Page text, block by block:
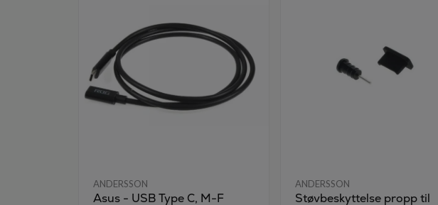
ANDERSSON
Asus - USB Type C, M-F
ANDERSSON
Støvbeskyttelse propp til